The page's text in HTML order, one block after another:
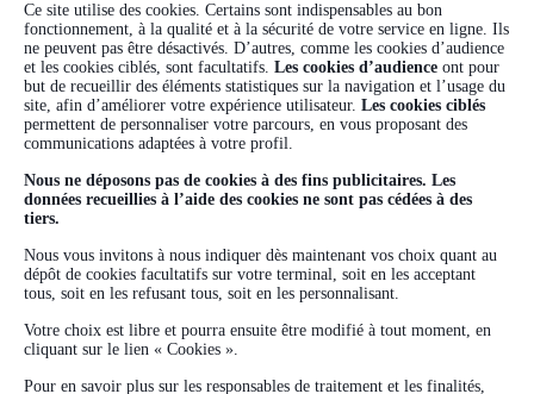
Lire la suite
Afficher plus
Ce site utilise des cookies. Certains sont indispensables au bon
fonctionnement, à la qualité et à la sécurité de votre service en ligne. Ils
ne peuvent pas être désactivés. D’autres, comme les cookies d’audience
et les cookies ciblés, sont facultatifs. Les cookies d’audience ont pour
but de recueillir des éléments statistiques sur la navigation et l’usage du
site, afin d’améliorer votre expérience utilisateur. Les cookies ciblés
permettent de personnaliser votre parcours, en vous proposant des
communications adaptées à votre profil.
Nous ne déposons pas de cookies à des fins publicitaires. Les
données recueillies à l’aide des cookies ne sont pas cédées à des
tiers.
Nous vous invitons à nous indiquer dès maintenant vos choix quant au
dépôt de cookies facultatifs sur votre terminal, soit en les acceptant
tous, soit en les refusant tous, soit en les personnalisant.
Votre choix est libre et pourra ensuite être modifié à tout moment, en
cliquant sur le lien « Cookies ».
Pour en savoir plus sur les responsables de traitement et les finalités,